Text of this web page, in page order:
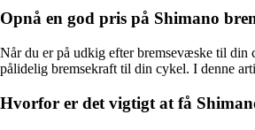
Opnå en god pris på Shimano
Når du er på udkig efter bremsevæske til din
pålidelig bremsekraft til din cykel. I denne
Hvorfor er det vigtigt at få